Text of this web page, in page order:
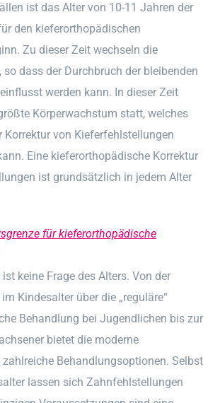
ist das Alter von 10-11 Jahren der
den kieferorthopädischen
Zu dieser Zeit wechseln die
so dass der Durchbruch der bleibenden
werden kann. In dieser Zeit
Körperwachstum statt, welches
von Kieferfehlstellungen
Eine kieferorthopädische Korrektur
ist grundsätzlich in jedem Alter
für kieferorthopädische
keine Frage des Alters. Von der
Kindesalter über die „reguläre“
Behandlung bei Jugendlichen bis zur
bietet die moderne
zahlreiche Behandlungsoptionen. Selbst
lassen sich Zahnfehlstellungen